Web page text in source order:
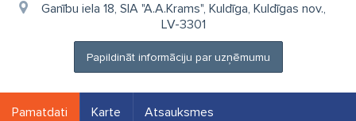
Ganību iela 18, SIA "A.A.Krams", Kuldīga, Kuldīgas nov.,
LV-3301
Papildināt informāciju par uzņēmumu
Pamatdati Karte Atsauksmes